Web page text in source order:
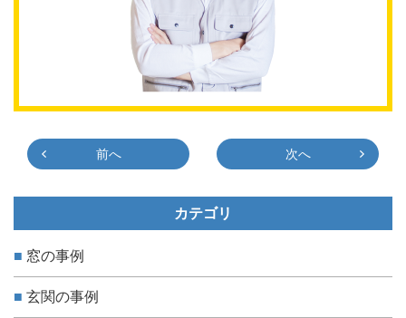
前へ 次へ
カテゴリ
窓の事例
玄関の事例